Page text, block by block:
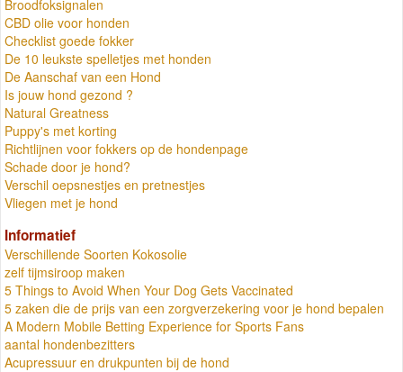
Broodfoksignalen
CBD olie voor honden
Checklist goede fokker
De 10 leukste spelletjes met honden
De Aanschaf van een Hond
Is jouw hond gezond ?
Natural Greatness
Puppy's met korting
Richtlijnen voor fokkers op de hondenpage
Schade door je hond?
Verschil oepsnestjes en pretnestjes
Vliegen met je hond
Informatief
Verschillende Soorten Kokosolie
zelf tijmsiroop maken
5 Things to Avoid When Your Dog Gets Vaccinated
5 zaken die de prijs van een zorgverzekering voor je hond bepalen
A Modern Mobile Betting Experience for Sports Fans
aantal hondenbezitters
Acupressuur en drukpunten bij de hond